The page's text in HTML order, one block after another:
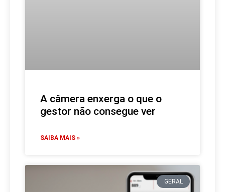
A câmera enxerga o que o
gestor não consegue ver
SAIBA MAIS »
GERAL